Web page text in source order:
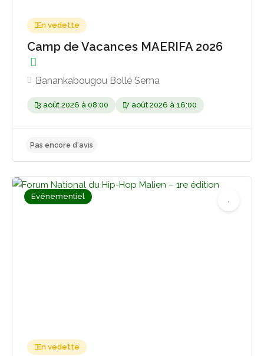
En vedette
Camp de Vacances MAERIFA 2026
Banankabougou Bollé Sema
3 août 2026 à 08:00 7 août 2026 à 16:00
Evénementiel
En vedette